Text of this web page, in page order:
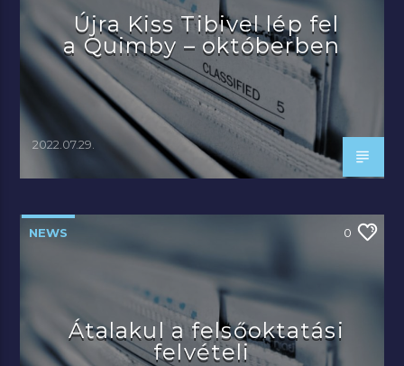
Újra Kiss Tibivel lép fel
a Quimby – októberben
2022.07.29.
NEWS 0
Átalakul a felsőoktatási
felvételi